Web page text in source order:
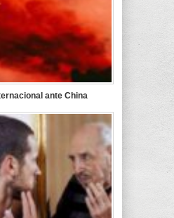
ante China